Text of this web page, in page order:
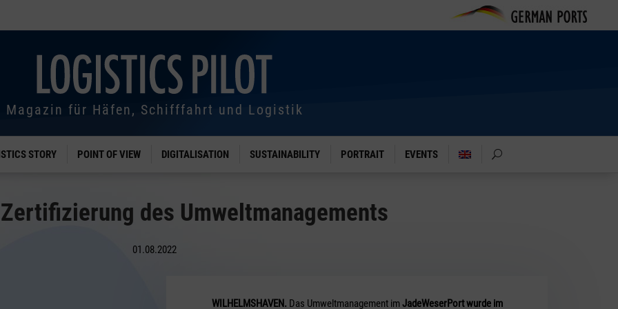
Magazin für Häfen, Schifffahrt und Logistik
STORY POINT OF VIEW DIGITALISATION SUSTAINABILITY PORTRAIT EVENTS
des Umweltmanagements
01.08.2022
WILHELMSHAVEN. Das Umweltmanagement imJadeWeserPort wurde im